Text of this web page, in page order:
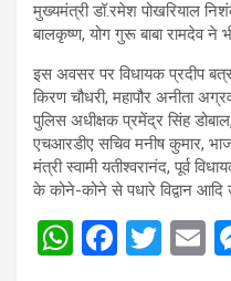
मुख्यमंत्री डॉ.रमेश पोखरियाल
बालकृष्ण, योग गुरू बाबा रामदेव
इस अवसर पर विधायक प्रदीप
किरण चौधरी, महापौर अनीता
पुलिस अधीक्षक प्रमेंद्र सिंह
एचआरडीए सचिव मनीष कुमार,
मंत्री स्वामी यतीश्वरानंद, पूर्व
के कोने-कोने से पधारे विद्वान
W
F
T
E